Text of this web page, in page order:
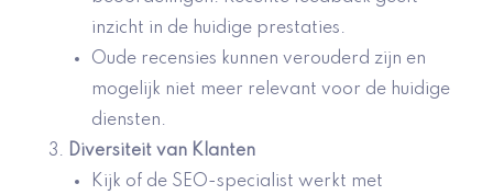
inzicht in de huidige prestaties.
Oude recensies kunnen verouderd zijn en
mogelijk niet meer relevant voor de huidige
diensten.
Diversiteit van Klanten
Kijk of de SEO-specialist werkt met